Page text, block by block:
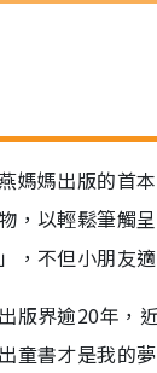
媽媽出版的首
以輕鬆筆觸
不但小朋友
版界逾20年，
書才是我的